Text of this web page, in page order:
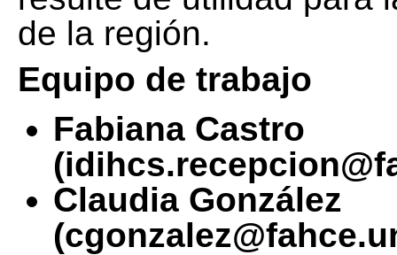
de la región.
Equipo de trabajo
Fabiana Castro
Claudia González